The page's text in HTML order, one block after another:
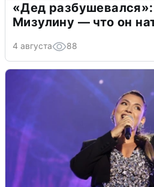
«Дед разбушевался»:
Мизулину — что он
4 августа 88